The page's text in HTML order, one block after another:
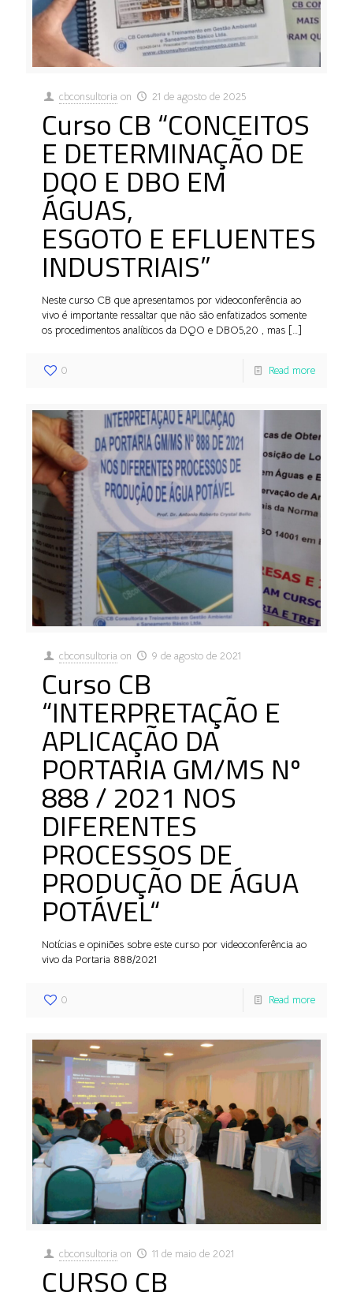
cbconsultoria on 21 de agosto de 2025
Curso CB “CONCEITOS
E DETERMINAÇÃO DE
DQO E DBO EM
ÁGUAS,
ESGOTO E EFLUENTES
INDUSTRIAIS”
Neste curso CB que apresentamos por videoconferência ao
vivo é importante ressaltar que não são enfatizados somente
os procedimentos analíticos da DQO e DBO5,20 , mas […]
0 Read more
cbconsultoria on 9 de agosto de 2021
Curso CB
“INTERPRETAÇÃO E
APLICAÇÃO DA
PORTARIA GM/MS Nº
888 / 2021 NOS
DIFERENTES
PROCESSOS DE
PRODUÇÃO DE ÁGUA
POTÁVEL“
Notícias e opiniões sobre este curso por videoconferência ao
vivo da Portaria 888/2021
0 Read more
cbconsultoria on 11 de maio de 2021
CURSO CB